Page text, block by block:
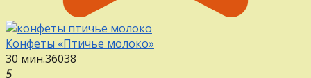
Конфеты «Птичье молоко»
30 мин.36038
5